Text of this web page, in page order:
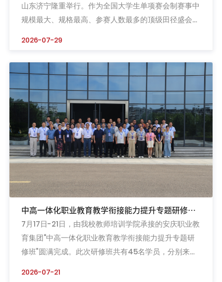
山东济宁隆重举行。作为全国大学生单项赛会制赛事中
规模最大、规格最高、参赛人数最多的顶级田径盛会，
田径队秉持锐意进取、永不言弃的体育精神，斩获3枚
银牌，并在多个项目中跻身前八，陈瑞豪同学获评优秀
运动员称号。赛场之上，我校健儿不负耕耘、奋勇争
先。在男子乙组百米飞人大...
2026-07-29
中高一体化职业教育教学衔接能力提升专题研修班
在我校顺利举办
7月17日-21日，由我校教师培训学院承接的安庆职业教
育集团“中高一体化职业教育教学衔接能力提升专题研
修班”圆满完成。此次研修班共有45名学员，分别来自
2026-07-21